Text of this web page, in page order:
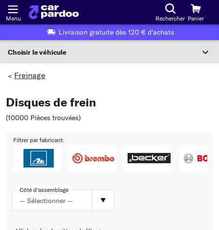
Menu Rechercher Panier
Livraison gratuite dès 120 € d'achats
Choisir le véhicule
Ou choix du véhicule selon les critères suivants :
Choix du fabricant
Choix du modèle
Choix du type
> Freinage
Disques de frein
(10000 Pièces trouvées)
Filtrer par fabricant:
Côté d'assemblage
-- Sélectionner --